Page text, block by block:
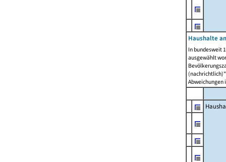
Haushalte
In bundesweit
ausgewählt
Abweichungen